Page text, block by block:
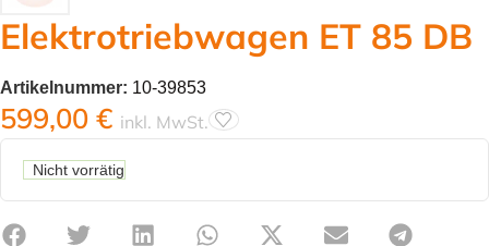
Elektrotriebwagen ET 85 DB
Artikelnummer: 10-39853
599,00 € inkl. MwSt.
Nicht vorrätig